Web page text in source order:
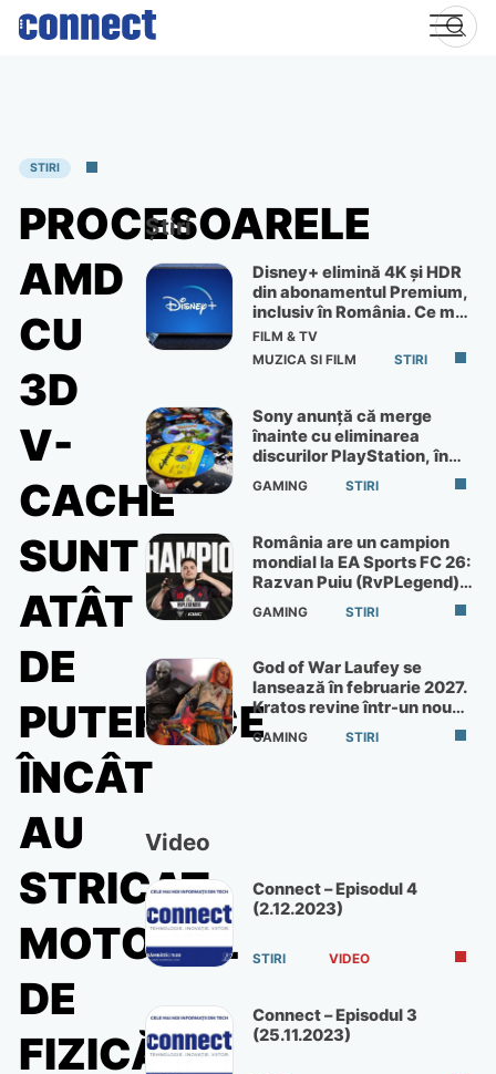
Skip
STIRI
PROCESOARELE
AMD
CU
3D
V-
CACHE
SUNT
ATÂT
DE
PUTERNICE
ÎNCÂT
AU
STRICAT
MOTORUL
DE
FIZICĂ
Știri
Disney+ elimină 4K și HDR
din abonamentul Premium,
inclusiv în România. Ce mai
primești de 60 lei pe lună
FILM & TV
MUZICA SI FILM
STIRI
Sony anunță că merge
înainte cu eliminarea
discurilor PlayStation, în
ciuda protestelor
GAMING STIRI
România are un campion
mondial la EA Sports FC 26:
Razvan Puiu (RvPLegend)
câștigă turneul de la Paris
GAMING STIRI
God of War Laufey se
lansează în februarie 2027.
Kratos revine într-un nou
God of War
GAMING STIRI
Video
Connect – Episodul 4
(2.12.2023)
STIRI VIDEO
Connect – Episodul 3
(25.11.2023)